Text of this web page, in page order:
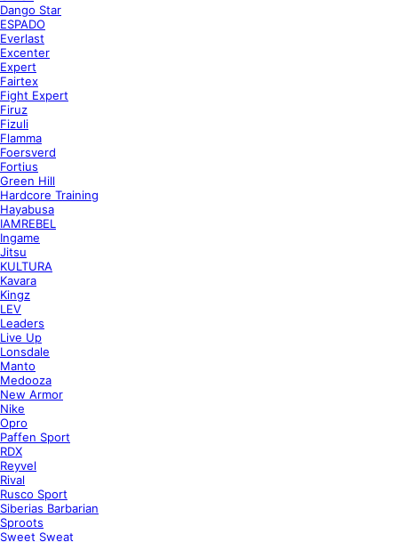
Dango Star
ESPADO
Everlast
Excenter
Expert
Fairtex
Fight Expert
Firuz
Fizuli
Flamma
Foersverd
Fortius
Green Hill
Hardcore Training
Hayabusa
IAMREBEL
Ingame
Jitsu
KULTURA
Kavara
Kingz
LEV
Leaders
Live Up
Lonsdale
Manto
Medooza
New Armor
Nike
Opro
Paffen Sport
RDX
Reyvel
Rival
Rusco Sport
Siberias Barbarian
Sproots
Sweet Sweat